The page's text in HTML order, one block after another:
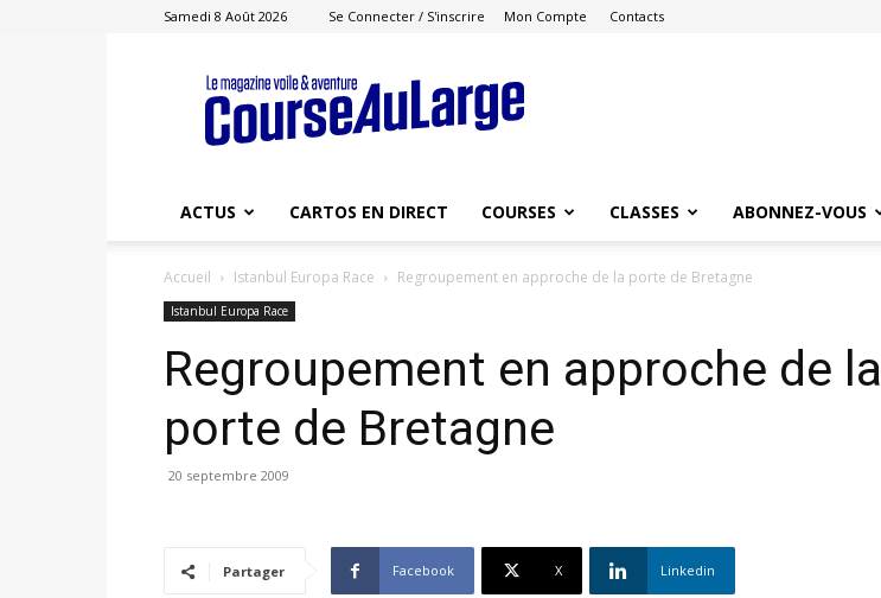
Samedi 8 Août 2026 Se Connecter / S'inscrire Mon Compte Contacts
Course
au
Large
ACTUS CARTOS EN DIRECT COURSES CLASSES ABONNEZ-VOUS
Accueil Istanbul Europa Race Regroupement en approche de la porte de Bretagne
Istanbul Europa Race
Regroupement en approche de la
porte de Bretagne
20 septembre 2009
Partager Facebook X Linkedin